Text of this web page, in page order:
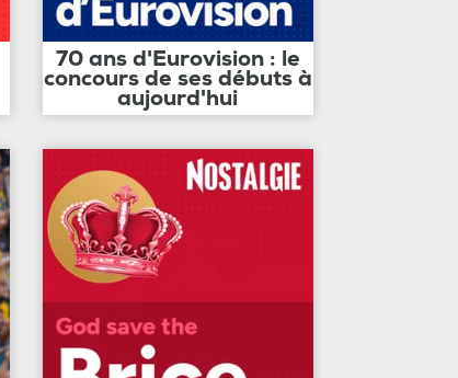
70 ans d'Eurovision : le
concours de ses débuts à
aujourd'hui